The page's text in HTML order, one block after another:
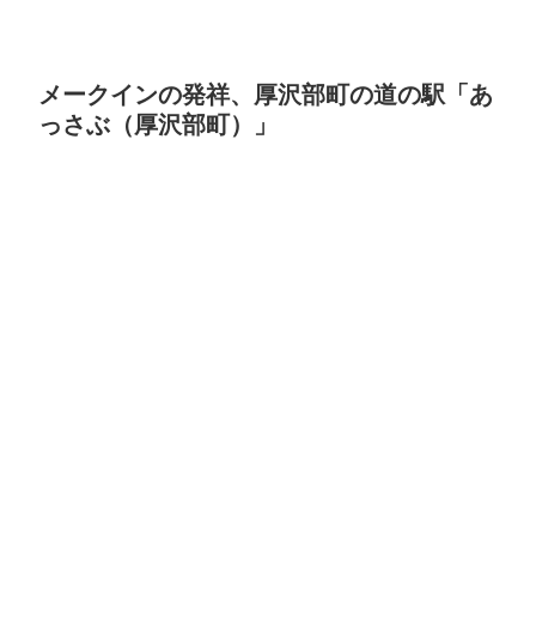
メークインの発祥、厚沢部町の道の駅「あ
っさぶ（厚沢部町）」